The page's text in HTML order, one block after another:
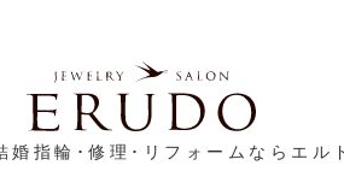
婚指輪･修理･リフォームならエル